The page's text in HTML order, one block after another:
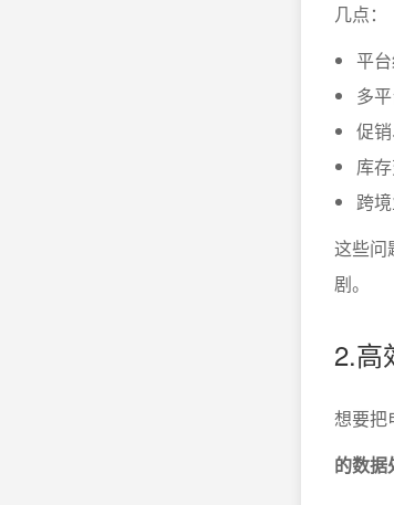
几点：
平
多
促
库
跨
这些问
剧。
2.高
想要把
的数据